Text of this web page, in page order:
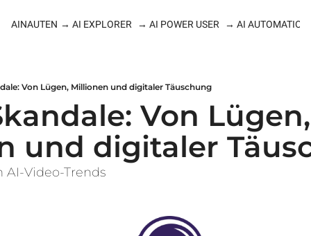
AINAUTEN → AI EXPLORER → AI POWER USER → AI AUTOMATION
Von Lügen, Millionen und digitaler Täuschung
Von Lügen,
und digitaler
AI-Video-Trends